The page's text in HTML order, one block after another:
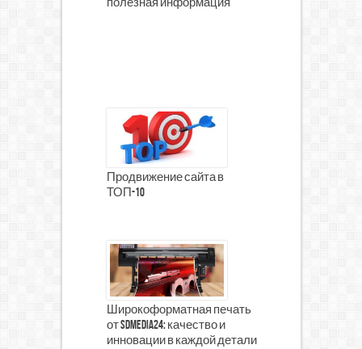
полезная информация
Продвижение сайта в
ТОП-10
Широкоформатная печать
от SDMedia24: качество и
инновации в каждой детали